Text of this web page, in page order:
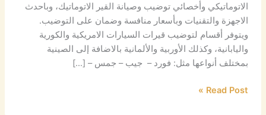
الاتوماتيكي وأخصائي توضيب وصيانة القير الاتوماتيك، وباحدث
الاجهزة والتقنيات وبأسعار منافسة وضمان على التوضيب.
ويتوفر أقسام لتوضيب قيرات السيارات الامريكية والكورية
واليابانية، وكذلك الأوربية والألمانية بالاضافة إلى الصينية
بمختلف أنواعها مثل: فورد – جيب – جمس – […]
Read Post »